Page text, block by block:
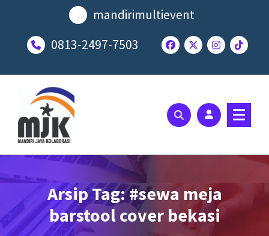
mandirimultievent
0813-2497-7503
Arsip Tag: #sewa meja
barstool cover bekasi